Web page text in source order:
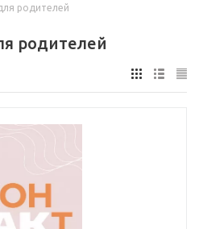
родителей
родителей